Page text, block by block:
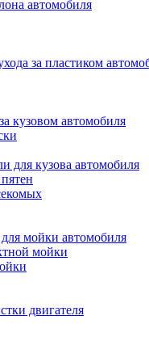
автомобиля
за пластиком
кузовом автомобиля
для кузова автомобиля
мойки автомобиля
мойки
двигателя